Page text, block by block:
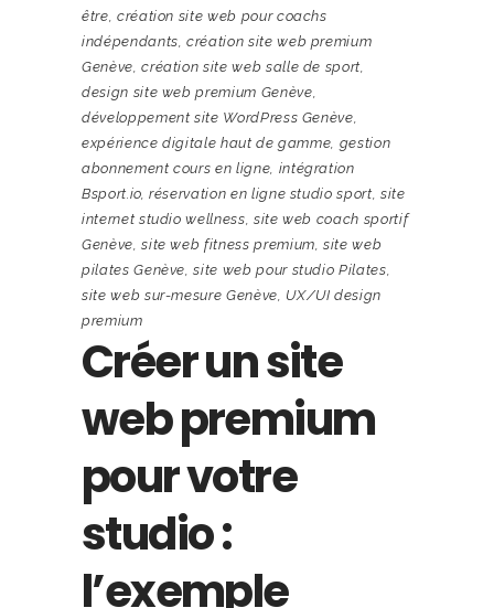
être, création site web pour coachs
indépendants,création site web premium
Genève,création site web salle de sport,
design site web premium Genève,
développement site WordPress Genève,
expérience digitale haut de gamme, gestion
abonnement cours en ligne, intégration
Bsport.io,réservation en ligne studio sport, site
internet studio wellness, site web coach sportif
Genève,site web fitness premium,site web
pilates Genève,site web pour studio Pilates,
site web sur-mesure Genève, UX/UI design
premium
Créer un site
web premium
pour votre
studio :
l’exemple